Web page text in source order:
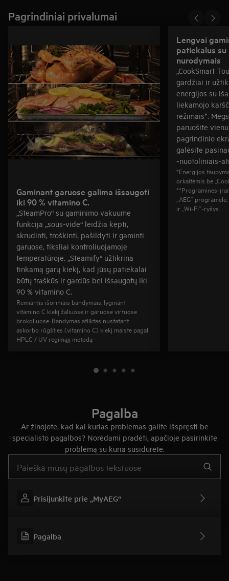
Pagrindiniai privalumai
Gaminant garuose galima išsaugoti
iki 90 % vitamino C.
„SteamPro“ su gaminimo vakuume
funkcija „sous-vide“ leidžia kepti,
skrudinti, troškinti, pašildyti ir gaminti
garuose, tiksliai kontroliuojamoje
temperatūroje. „Steamify“ užtikrina
tinkamą garų kiekį, kad jūsų patiekalai
būtų traškūs ir gardūs bei išsaugotų iki
90 % vitamino C.
Remiantis išoriniais bandymais, lyginant
vitamino C kiekį žaliuose ir garuose virtuose
brokoliuose. Bandymas atliktas nustatant
askorbo rūgšties (vitamino C) kiekį maiste pagal
HPLC / UV regimąjį metodą
Lengvai
patiekalus su „CookSmart Touch+“
nurodymais
„CookSmart
gardžiai ir
energijos su
liekamojo
režimais*.
paruošite
pagrindinio
galėsite
*Energijos
orkaitėmis be
„AEG“
ir „Wi-Fi“‑ryšys.
Pagalba
Ar žinojote, kad kai kurias problemas galite išspręsti be
specialisto pagalbos? Norėdami pradėti, apačioje pasirinkite
problemą su kuria susidūrėte.
Prisijunkite prie „MyAEG“
Pagalba